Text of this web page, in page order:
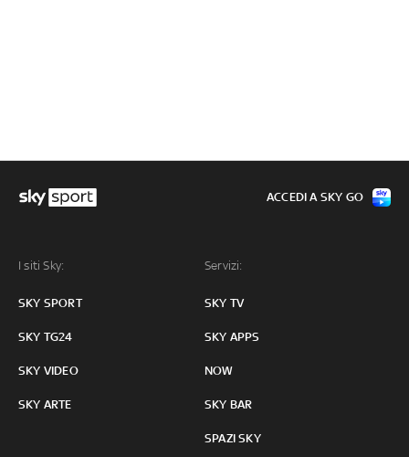
I siti Sky:
SKY SPORT
SKY TG24
SKY VIDEO
SKY ARTE
Servizi:
SKY TV
SKY APPS
NOW
SKY BAR
SPAZI SKY
ACCEDI A SKY GO